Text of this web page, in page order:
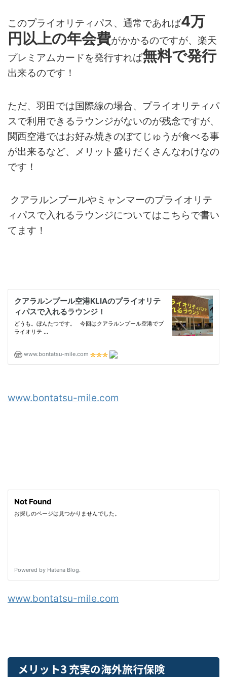
このプライオリティパス、通常であれば4万
円以上の年会費がかかるのですが、楽天
プレミアムカードを発行すれば無料で発行
出来るのです！
ただ、羽田では国際線の場合、プライオリティパ
スで利用できるラウンジがないのが残念ですが、
関西空港ではお好み焼きのぼてじゅうが食べる事
が出来るなど、メリット盛りだくさんなわけなの
です！
クアラルンプールやミャンマーのプライオリテ
ィパスで入れるラウンジについてはこちらで書い
てます！
www.bontatsu-mile.com
www.bontatsu-mile.com
メリット3 充実の海外旅行保険